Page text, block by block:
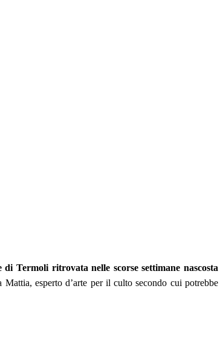
Termoli ritrovata nelle scorse settimane nascosta
esperto d’arte per il culto secondo cui potrebbe